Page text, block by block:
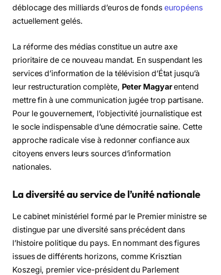
déblocage des milliards d’euros de fonds européens
actuellement gelés.
La réforme des médias constitue un autre axe
prioritaire de ce nouveau mandat. En suspendant les
services d’information de la télévision d’État jusqu’à
leur restructuration complète, Peter Magyarentend
mettre fin à une communication jugée trop partisane.
Pour le gouvernement, l’objectivité journalistique est
le socle indispensable d’une démocratie saine. Cette
approche radicale vise à redonner confiance aux
citoyens envers leurs sources d’information
nationales.
La diversité au service de l’unité nationale
Le cabinet ministériel formé par le Premier ministre se
distingue par une diversité sans précédent dans
l’histoire politique du pays. En nommant des figures
issues de différents horizons, comme Krisztian
Koszegi, premier vice-président du Parlement